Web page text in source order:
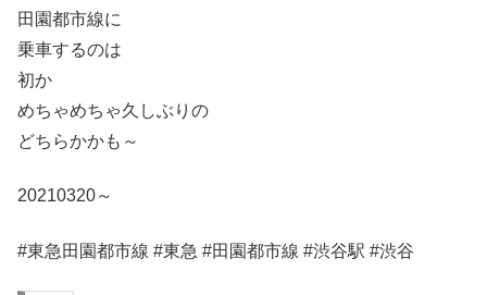
田園都市線に
乗車するのは
初か
めちゃめちゃ久しぶりの
どちらかかも～
20210320～
#東急田園都市線 #東急 #田園都市線 #渋谷駅 #渋谷